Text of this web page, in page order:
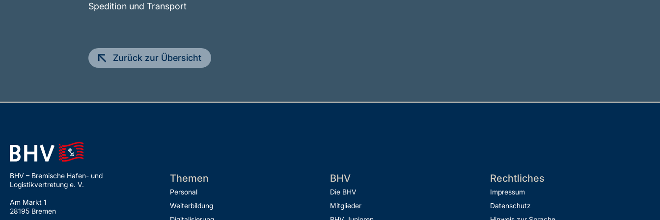
Spedition und Transport
Zurück zur Übersicht
BHV – Bremische Hafen- und
Logistikvertretung e. V.
Am Markt 1
28195 Bremen
Themen
Personal
Weiterbildung
BHV
Die BHV
Mitglieder
Rechtliches
Impressum
Datenschutz